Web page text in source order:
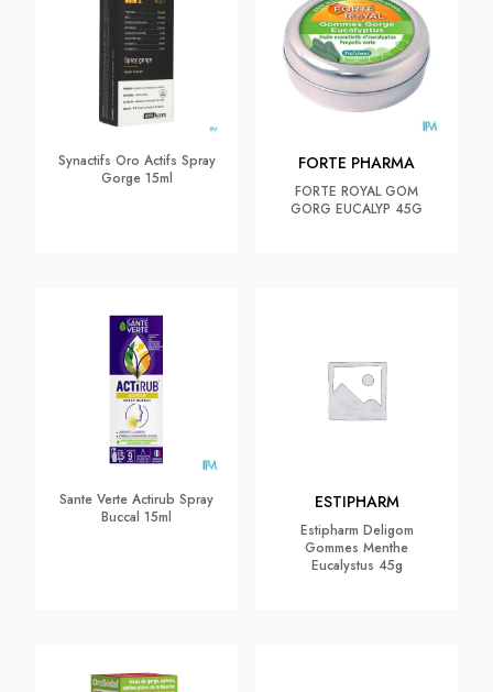
Synactifs Oro Actifs Spray
Gorge 15ml
FORTE PHARMA
FORTE ROYAL GOM
GORG EUCALYP 45G
Sante Verte Actirub Spray
Buccal 15ml
ESTIPHARM
Estipharm Deligom
Gommes Menthe
Eucalystus 45g